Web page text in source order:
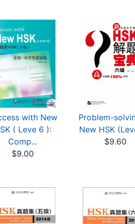
with New
( Leve 6 ):
Comp...
$9.00
Problem-
New HSK
$9.60